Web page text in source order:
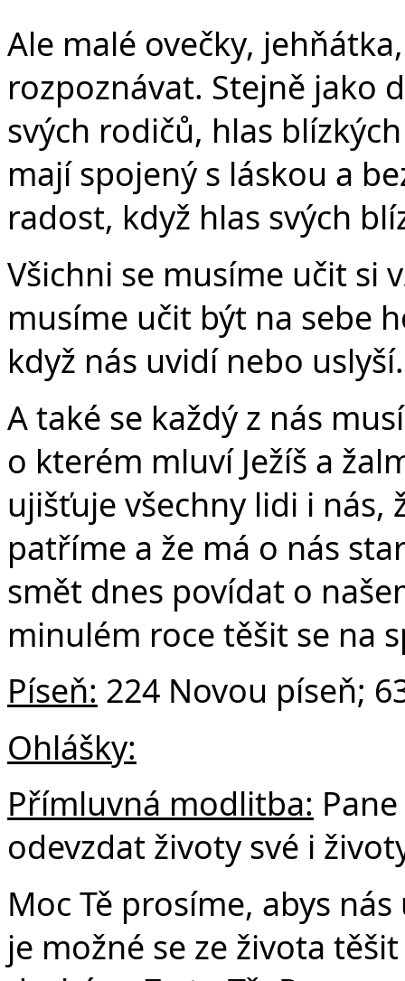
Ale malé ovečky,
rozpoznávat. Stejně jako
svých rodičů, hlas
mají spojený s láskou a
radost, když hlas svých
Všichni se musíme učit si
musíme učit být na sebe
když nás uvidí nebo uslyší.
A také se každý z nás
o kterém mluví Ježíš a
ujišťuje všechny lidi i nás,
patříme a že má o nás
smět dnes povídat o
minulém roce těšit se na
Píseň: 224 Novou píseň;
Ohlášky:
Přímluvná modlitba:
odevzdat životy své i
Moc Tě prosíme, abys
je možné se ze života